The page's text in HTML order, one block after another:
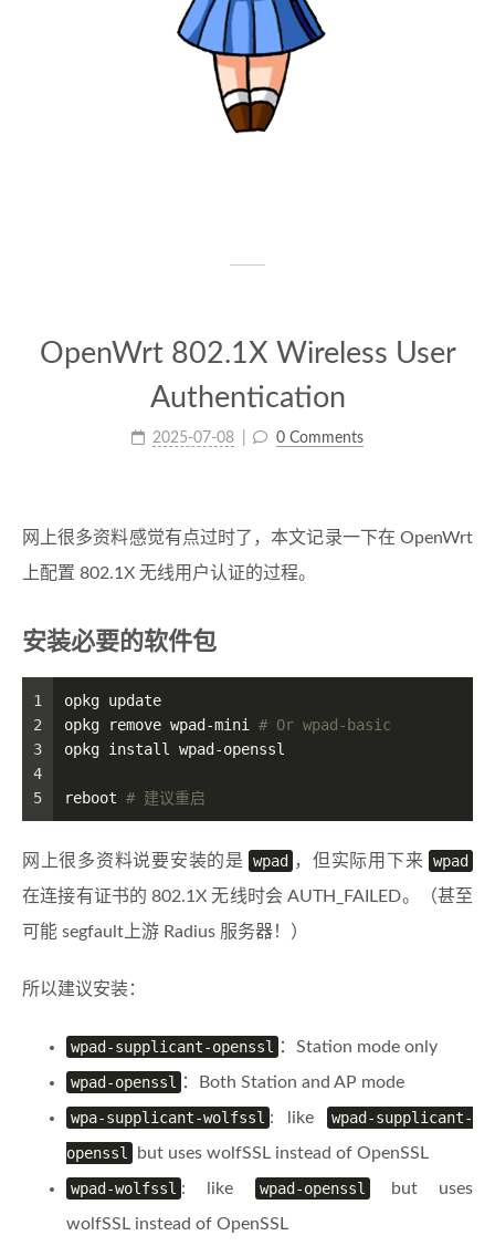
OpenWrt 802.1X Wireless User
Authentication
2025-07-08 0 Comments
网上很多资料感觉有点过时了，本文记录一下在 OpenWrt
上配置 802.1X 无线用户认证的过程。
安装必要的软件包
1
2
3
4
5
opkg update
opkg remove wpad-mini # Or wpad-basic
opkg install wpad-openssl
reboot # 建议重启
网上很多资料说要安装的是 wpad ，但实际用下来
wpad
在连接有证书的 802.1X 无线时会 AUTH_FAILED。（甚至
可能 segfault上游 Radius 服务器！）
所以建议安装：
wpad-supplicant-openssl
：Station mode only
wpad-openssl
：Both Station and AP mode
wpa-supplicant-wolfssl : like
wpad-supplicant-
openssl
but uses wolfSSL instead of OpenSSL
wpad-wolfssl : like wpad-openssl
but uses
wolfSSL instead of OpenSSL